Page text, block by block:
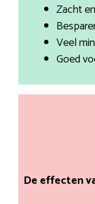
Zacht
Veel
Goed
De effecten